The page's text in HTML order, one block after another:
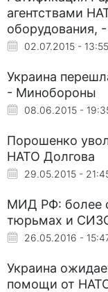
агентствами
оборудования,
02.07.2015 - 13:55
Украина
- Минобороны
08.06.2015 -
Порошенко
НАТО Долгова
29.05.2015 -
МИД РФ: более
тюрьмах и
26.05.2016 -
Украина
помощи от